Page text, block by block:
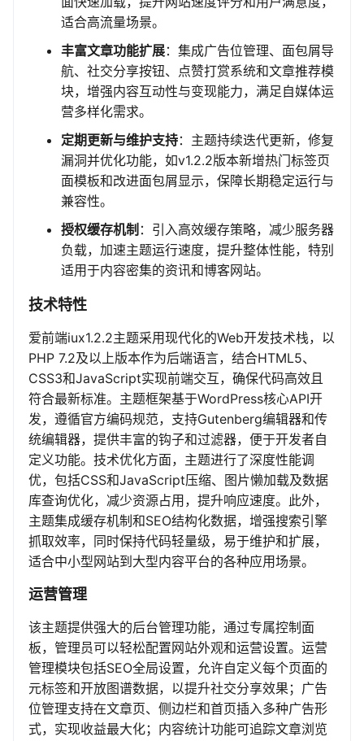
适合高流量场景。
丰富文章功能扩展：集成广告位管理、面包屑导
航、社交分享按钮、点赞打赏系统和文章推荐模
块，增强内容互动性与变现能力，满足自媒体运
营多样化需求。
定期更新与维护支持：主题持续迭代更新，修复
漏洞并优化功能，如v1.2.2版本新增热门标签页
面模板和改进面包屑显示，保障长期稳定运行与
兼容性。
授权缓存机制 ：引入高效缓存策略，减少服务器
负载，加速主题运行速度，提升整体性能，特别
适用于内容密集的资讯和博客网站。
技术特性
爱前端iux1.2.2主题采用现代化的Web开发技术栈，以
PHP 7.2及以上版本作为后端语言，结合HTML5、
CSS3和JavaScript实现前端交互，确保代码高效且
符合最新标准。主题框架基于WordPress核心API开
发，遵循官方编码规范，支持Gutenberg编辑器和传
统编辑器，提供丰富的钩子和过滤器，便于开发者自
定义功能。技术优化方面，主题进行了深度性能调
优，包括CSS和JavaScript压缩、图片懒加载及数据
库查询优化，减少资源占用，提升响应速度。此外，
主题集成缓存机制和SEO结构化数据，增强搜索引擎
抓取效率，同时保持代码轻量级，易于维护和扩展，
适合中小型网站到大型内容平台的各种应用场景。
运营管理
该主题提供强大的后台管理功能，通过专属控制面
板，管理员可以轻松配置网站外观和运营设置。运营
管理模块包括SEO全局设置，允许自定义每个页面的
元标签和开放图谱数据，以提升社交分享效果；广告
位管理支持在文章页、侧边栏和首页插入多种广告形
式，实现收益最大化；内容统计功能可追踪文章浏览